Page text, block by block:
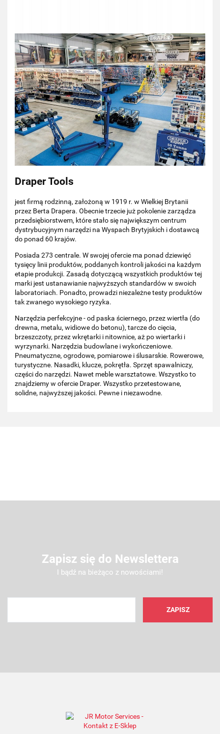
Draper Tools
jest firmą rodzinną, założoną w 1919 r. w Wielkiej Brytanii
przez Berta Drapera. Obecnie trzecie już pokolenie zarządza
przedsiębiorstwem, które stało się największym centrum
dystrybucyjnym narzędzi na Wyspach Brytyjskich i dostawcą
do ponad 60 krajów.
Posiada 273 centrale. W swojej ofercie ma ponad dziewięć
tysięcy linii produktów, poddanych kontroli jakości na każdym
etapie produkcji. Zasadą dotyczącą wszystkich produktów tej
marki jest ustanawianie najwyższych standardów w swoich
laboratoriach. Ponadto, prowadzi niezależne testy produktów
tak zwanego wysokiego ryzyka.
Narzędzia perfekcyjne - od paska ściernego, przez wiertła (do
drewna, metalu, widiowe do betonu), tarcze do cięcia,
brzeszczoty, przez wkrętarki i nitownice, aż po wiertarki i
wyrzynarki. Narzędzia budowlane i wykończeniowe.
Pneumatyczne, ogrodowe, pomiarowe i ślusarskie. Rowerowe,
turystyczne. Nasadki, klucze, pokrętła. Sprzęt spawalniczy,
części do narzędzi. Nawet meble warsztatowe. Wszystko to
znajdziemy w ofercie Draper. Wszystko przetestowane,
solidne, najwyższej jakości. Pewne i niezawodne.
Zapisz się do Newslettera
I bądź na bieżąco z nowościami!